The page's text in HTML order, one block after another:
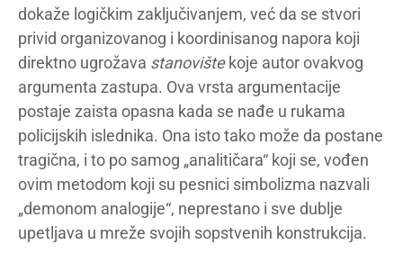
dokaže logičkim zaključivanjem, već da se stvori
privid organizovanog i koordinisanog napora koji
direktno ugrožava stanovištekoje autor ovakvog
argumenta zastupa. Ova vrsta argumentacije
postaje zaista opasna kada se nađe u rukama
policijskih islednika. Ona isto tako može da postane
tragična, i to po samog „analitičara“ koji se, vođen
ovim metodom koji su pesnici simbolizma nazvali
„demonom analogije“, neprestano i sve dublje
upetljava u mreže svojih sopstvenih konstrukcija.